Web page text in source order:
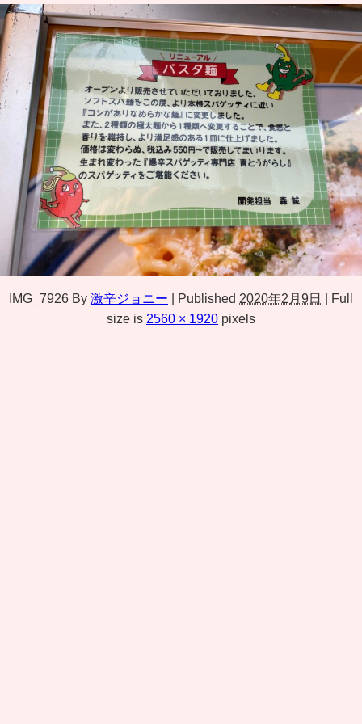
IMG_7926 By 激辛ジョニー Published 2020年2月9日
Full
size is 2560 × 1920 pixels